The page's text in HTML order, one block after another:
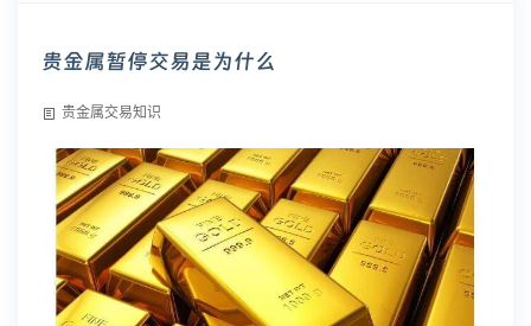
贵金属暂停交易是为什么
贵金属交易知识